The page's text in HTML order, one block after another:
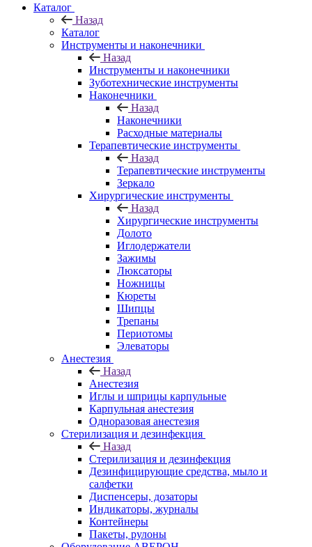
Каталог
Назад
Каталог
Инструменты и наконечники
Назад
Инструменты и наконечники
Зуботехнические инструменты
Наконечники
Назад
Наконечники
Расходные материалы
Терапевтические инструменты
Назад
Терапевтические инструменты
Зеркало
Хирургические инструменты
Назад
Хирургические инструменты
Долото
Иглодержатели
Зажимы
Люксаторы
Ножницы
Кюреты
Шипцы
Трепаны
Периотомы
Элеваторы
Анестезия
Назад
Анестезия
Иглы и шприцы карпульные
Карпульная анестезия
Одноразовая анестезия
Стерилизация и дезинфекция
Назад
Стерилизация и дезинфекция
Дезинфицирующие средства, мыло и
салфетки
Диспенсеры, дозаторы
Индикаторы, журналы
Контейнеры
Пакеты, рулоны